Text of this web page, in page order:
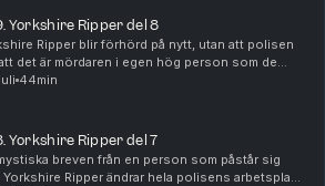
Yorkshire Ripper del 8
Ripper blir förhörd på nytt, utan att polisen
det är mördaren i egen hög person som de
med. Utredningens interna byråkrati försvagar
44min
Yorkshire Ripper del 7
breven från en person som påstår sig
Yorkshire Ripper ändrar hela polisens arbetsplan.